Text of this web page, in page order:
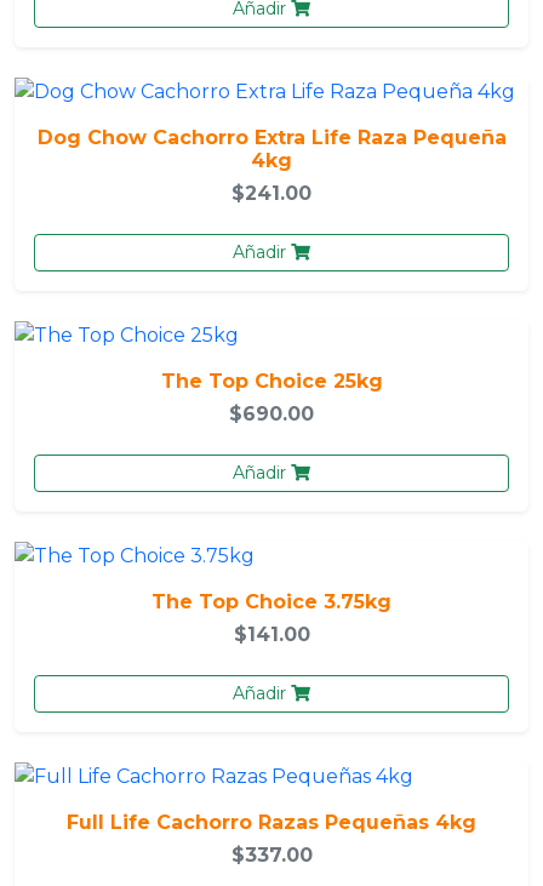
Añadir
Dog Chow Cachorro Extra Life Raza Pequeña
4kg
$241.00
Añadir
The Top Choice 25kg
$690.00
Añadir
The Top Choice 3.75kg
$141.00
Añadir
Full Life Cachorro Razas Pequeñas 4kg
$337.00